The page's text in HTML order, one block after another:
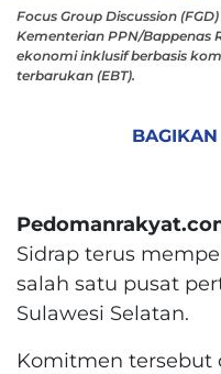
Focus Group Discussion
Kementerian PPN/Bappenas
ekonomi inklusif berbasis
terbarukan (EBT).
BAGIKAN
Sidrap terus
salah satu pusat
Sulawesi Selatan.
Komitmen tersebut